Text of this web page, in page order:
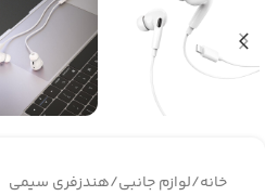
خانه/لوازم جانبی/هندزفری سیمی